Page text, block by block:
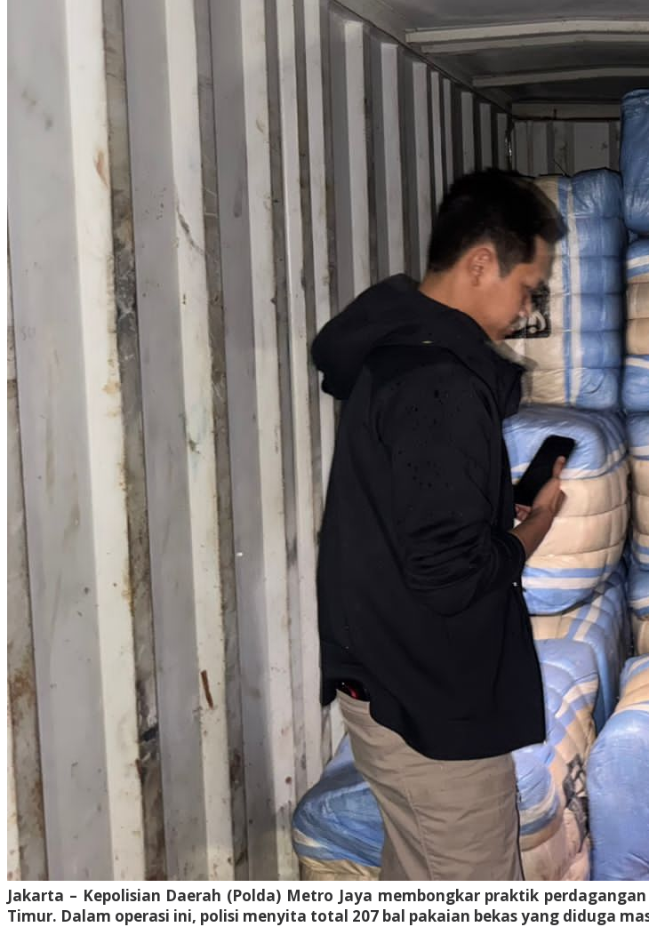
Jakarta – Kepolisian Daerah (Polda) Metro Jaya membongkar praktik
Timur. Dalam operasi ini, polisi menyita total 207 bal pakaian bekas yang diduga